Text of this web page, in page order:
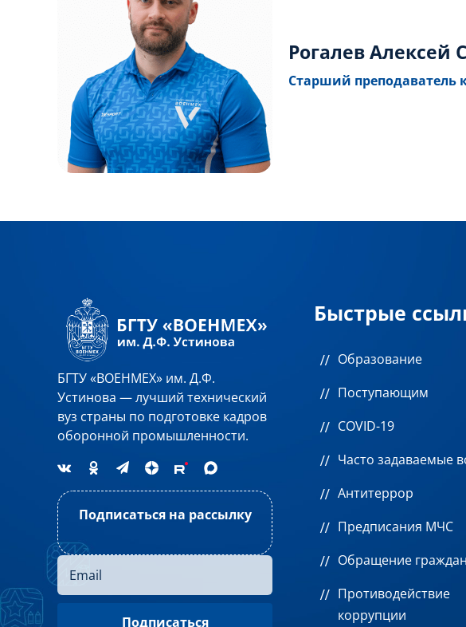
Рогалев Алексей
Старший преподаватель
БГТУ «ВОЕНМЕХ» им. Д.Ф.
Устинова — лучший технический
вуз страны по подготовке кадров
оборонной промышленности.
Подписаться на рассылку
Быстрые
Образование
Поступающим
COVID-19
Часто задаваемые
Антитеррор
Предписания МЧС
Обращение граждан
Противодействие
коррупции